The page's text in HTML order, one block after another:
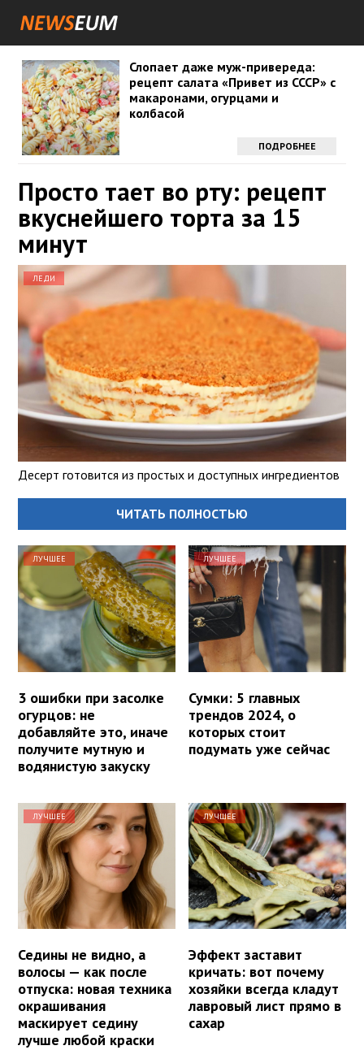
Слопает даже муж-привереда:
рецепт салата «Привет из СССР» с
макаронами, огурцами и
колбасой
ПОДРОБНЕЕ
Просто тает во рту: рецепт
вкуснейшего торта за 15
минут
ЛЕДИ
Десерт готовится из простых и доступных ингредиентов
ЧИТАТЬ ПОЛНОСТЬЮ
ЛУЧШЕЕ
3 ошибки при засолке
огурцов: не
добавляйте это, иначе
получите мутную и
водянистую закуску
ЛУЧШЕЕ
Сумки: 5 главных
трендов 2024, о
которых стоит
подумать уже сейчас
ЛУЧШЕЕ
Седины не видно, а
волосы — как после
отпуска: новая техника
окрашивания
маскирует седину
лучше любой краски
ЛУЧШЕЕ
Эффект заставит
кричать: вот почему
хозяйки всегда кладут
лавровый лист прямо в
сахар